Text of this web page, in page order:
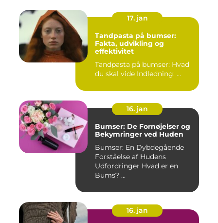
17. jan
Tandpasta på bumser:
Fakta, udvikling og
effektivitet
Tandpasta på bumser: Hvad
du skal vide Indledning: ...
16. jan
Bumser: De Fornøjelser og
Bekymringer ved Huden
Bumser: En Dybdegående
Forståelse af Hudens
Udfordringer Hvad er en
Bums? ...
16. jan